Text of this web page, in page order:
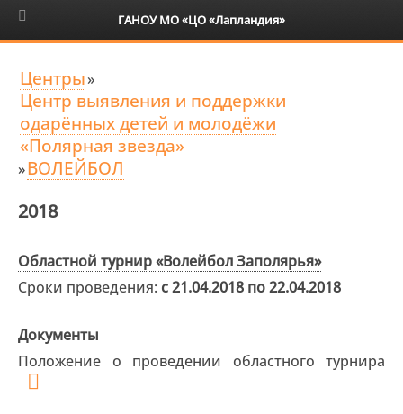
6+
Центры»
Центр выявления и поддержки
одарённых детей и молодёжи
«Полярная звезда»
»ВОЛЕЙБОЛ
2018
Областной турнир «Волейбол Заполярья»
Сроки проведения: с 21.04.2018 по 22.04.2018
Документы
Положение о проведении областного турнира
ГАНОУ МО «ЦО «Лапландия»